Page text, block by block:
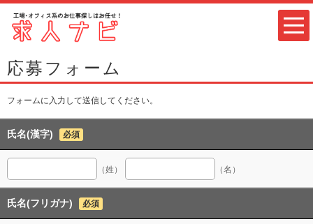
応募フォーム
フォームに入力して送信してください。
氏名(漢字) 必須
（姓） （名）
氏名(フリガナ) 必須